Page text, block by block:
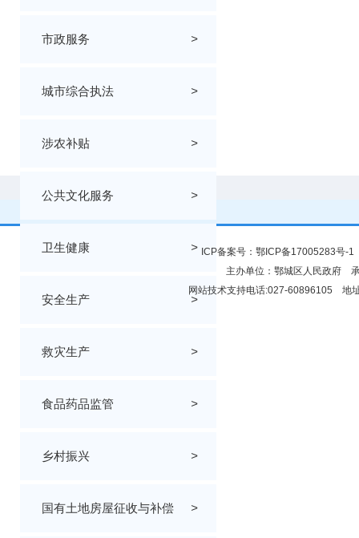
市政服务 >
城市综合执法 >
涉农补贴 >
公共文化服务 >
卫生健康 >
安全生产 >
救灾生产 >
食品药品监管 >
乡村振兴 >
国有土地房屋征收与补偿 >
ICP备案号： 鄂ICP备17005283号-1
主办单位：鄂城区人民政府
网站技术支持电话:027-60896105 地